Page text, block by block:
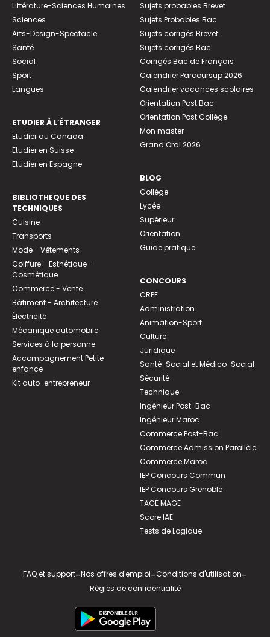
Littérature-Sciences Humaines
Sciences
Arts-Design-Spectacle
Santé
Social
Sport
Langues
ETUDIER À L’ÉTRANGER
Etudier au Canada
Etudier en Suisse
Etudier en Espagne
BIBLIOTHEQUE DES
TECHNIQUES
Cuisine
Transports
Mode - Vêtements
Coiffure - Esthétique -
Cosmétique
Commerce - Vente
Bâtiment - Architecture
Électricité
Mécanique automobile
Services à la personne
Accompagnement Petite
enfance
Kit auto-entrepreneur
Sujets probables Brevet
Sujets Probables Bac
Sujets corrigés Brevet
Sujets corrigés Bac
Corrigés Bac de Français
Calendrier Parcoursup 2026
Calendrier vacances scolaires
Orientation Post Bac
Orientation Post Collège
Mon master
Grand Oral 2026
BLOG
Collège
Lycée
Supérieur
Orientation
Guide pratique
CONCOURS
CRPE
Administration
Animation-Sport
Culture
Juridique
Santé-Social et Médico-Social
Sécurité
Technique
Ingénieur Post-Bac
Ingénieur Maroc
Commerce Post-Bac
Commerce Admission Parallèle
Commerce Maroc
IEP Concours Commun
IEP Concours Grenoble
TAGE MAGE
Score IAE
Tests de Logique
FAQ et support-Nos offres d'emploi-Conditions d'utilisation-
Règles de confidentialité